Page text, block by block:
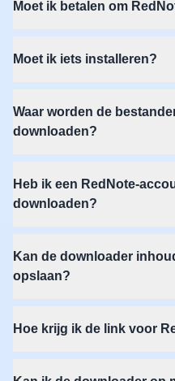
Moet ik betalen om
Moet ik iets installeren?
Waar worden de
downloaden?
Heb ik een RedNote-
downloaden?
Kan de downloader
opslaan?
Hoe krijg ik de link voor